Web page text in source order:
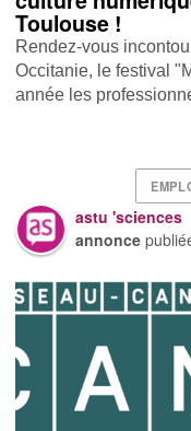
Toulouse !
Rendez-vous
Occitanie, le festival
année les
astu 'sciences
annonce